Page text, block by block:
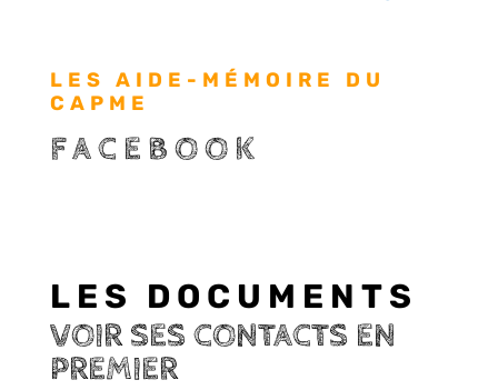
LES AIDE-MÉMOIRE DU
CAPME
FACEBOOK
LES DOCUMENTS
VOIR SES CONTACTS EN
PREMIER